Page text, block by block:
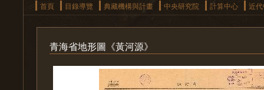
首頁
目錄導覽 典藏機構與計畫 中央研究院 計算中心 近
青海省地形圖《黃河源》